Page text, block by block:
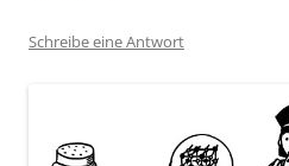
Schreibe eine Antwort